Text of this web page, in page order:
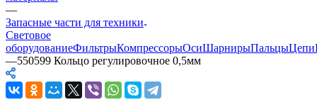
—
Запасные части для техники
Световое
оборудованиеФильтрыКомпрессорыОсиШарнирыПальцыЦепи
—550599 Кольцо регулировочное 0,5мм